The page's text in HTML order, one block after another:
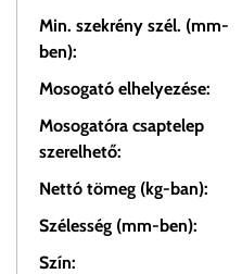
Min. szekrény szél. (mm-
ben):
Mosogató elhelyezése:
Mosogatóra csaptelep
szerelhető:
Nettó tömeg (kg-ban):
Szélesség (mm-ben):
Szín: